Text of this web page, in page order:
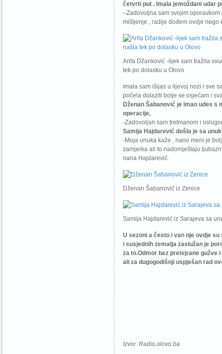
četvrti put . Imala jemoždani udar
–Zadovoljna sam svojim
mišljenje , radije dođem ovdje nego
Arifa Džanković -lijek sam tražila
tek po dolasku u Olovo
Imala sam išijas u lijevoj nozi i sve
počela dolaziti bolje se osjećam i
Dženan Šabanović je imao udes s
operacije,
-Zadovoljan sam tretmanom i
Samija Hajdarević došla je sa
-Moja unuka kaže , nano meni je
zamjerka ali to nadomještaju
nana Hajdarević.
Dženan Šabanović iz Zenice
Samija Hajdarević iz Sarajeva sa
U sezoni a često i van nje ovdje
i susjednih zemalja zaslužan je
za to.Odmor bez pretejrane gužve
ali za dugogodišnji uspješan rad
Izvor: Radio.olovo.ba